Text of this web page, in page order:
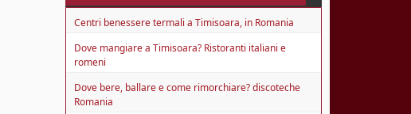
Centri benessere termali a Timisoara, in Romania
Dove mangiare a Timisoara? Ristoranti italiani e
romeni
Dove bere, ballare e come rimorchiare? discoteche
Romania